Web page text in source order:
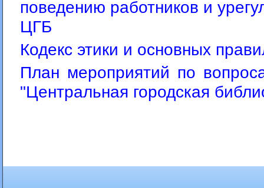
поведению работников и
ЦГБ
Кодекс этики и основных
План мероприятий по
"Центральная городская